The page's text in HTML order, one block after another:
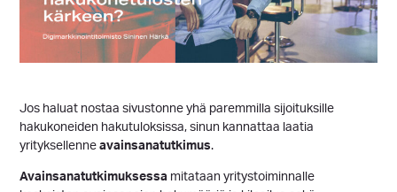
Jos haluat nostaa sivustonne yhä paremmilla sijoituksille
hakukoneiden hakutuloksissa, sinun kannattaa laatia
yrityksellenneavainsanatutkimus.
Avainsanatutkimuksessa mitataan yritystoiminnalle